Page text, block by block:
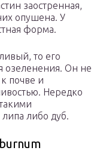
заостренная,
опушена. У
форма.
то его
озеленения. Он не
почве и
Нередко
либо дуб.